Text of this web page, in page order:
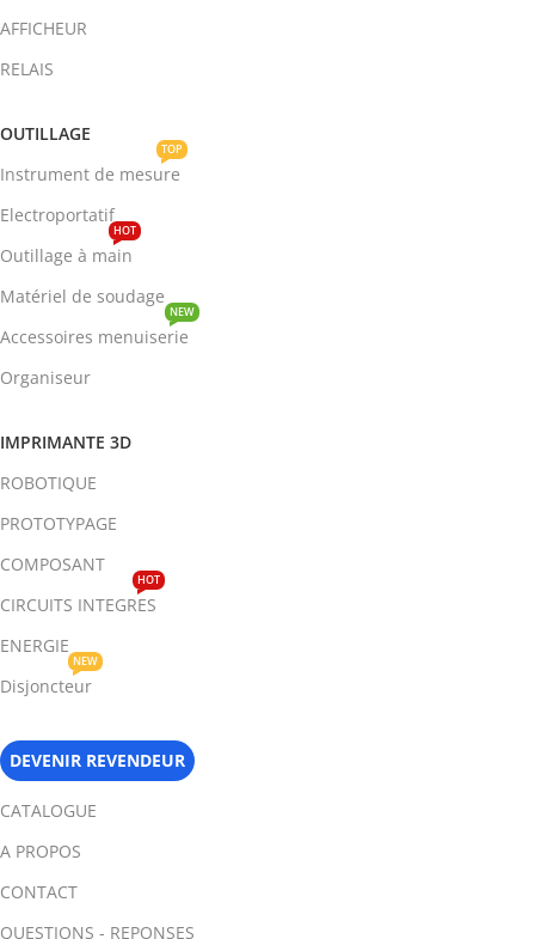
AFFICHEUR
RELAIS
OUTILLAGE
Instrument de mesure
TOP
Electroportatif
Outillage à main
HOT
Matériel de soudage
Accessoires menuiserie
NEW
Organiseur
IMPRIMANTE 3D
ROBOTIQUE
PROTOTYPAGE
COMPOSANT
CIRCUITS INTEGRES
HOT
ENERGIE
Disjoncteur
NEW
DEVENIR REVENDEUR
CATALOGUE
A PROPOS
CONTACT
QUESTIONS - REPONSES